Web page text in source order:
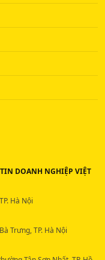
DOANH NGHIỆP VIỆT
Hà Nội
Trưng, TP. Hà Nội